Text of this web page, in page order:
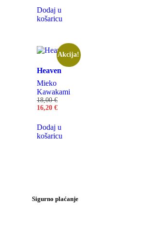
Dodaj u
košaricu
Akcija!
Heaven
Mieko
Kawakami
18,00€
16,20 €
Dodaj u
košaricu
Sigurno plaćanje